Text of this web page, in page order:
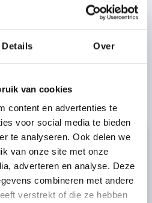
Details Over
van cookies
content en advertenties te
voor social media te bieden
te analyseren. Ook delen we
van onze site met onze
adverteren en analyse. Deze
combineren met andere
verstrekt of die ze hebben